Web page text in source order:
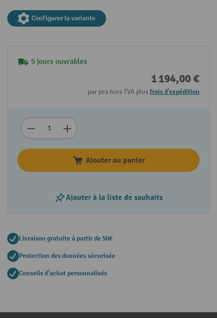
Configurer la variante
5 jours ouvrables
1 194,00 €
par pcs hors TVA plusfrais d'expédition
Ajouter au panier
Ajouter à la liste de souhaits
Livraison gratuite à partir de 50€
Protection des données sécurisée
Conseils d'achat personnalisés